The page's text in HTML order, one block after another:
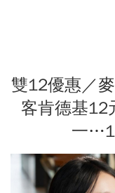
雙12優惠／
客肯德基12
一